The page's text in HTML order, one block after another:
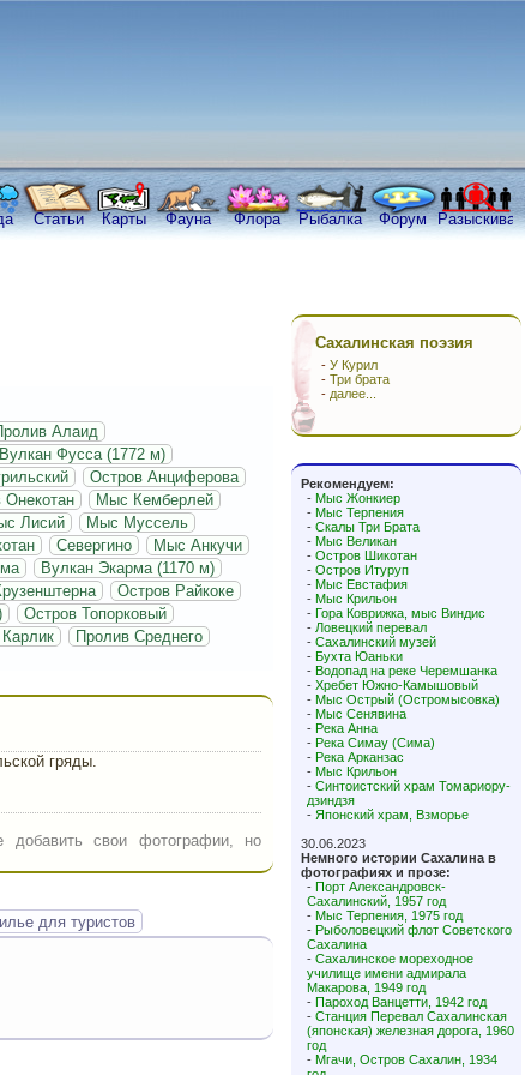
Статьи Карты Фауна Флора Рыбалка Форум
Алаид
Вулкан Фусса (1772 м)
Остров Анциферова
Онекотан
Мыс Кемберлей
Лисий
Мыс Муссель
Севергино
Мыс Анкучи
Вулкан Экарма (1170 м)
Остров Райкоке
Остров Топорковый
Пролив Среднего
гряды.
добавить свои фотографии, но
для туристов
Сахалинская поэзия
- У Курил
- Три брата
- далее...
Рекомендуем:
- Мыс Жонкиер
- Мыс Терпения
- Скалы Три Брата
- Мыс Великан
- Остров Шикотан
- Остров Итуруп
- Мыс Евстафия
- Мыс Крильон
- Гора Коврижка, мыс Виндис
- Ловецкий перевал
- Сахалинский музей
- Бухта Юаньки
- Водопад на реке Черемшанка
- Хребет Южно-Камышовый
- Мыс Острый (Остромысовка)
- Мыс Сенявина
- Река Анна
- Река Симау (Сима)
- Река Арканзас
- Мыс Крильон
- Синтоистский храм Томариору-
дзиндзя
- Японский храм, Взморье
30.06.2023
Немного истории Сахалина в
фотографиях и прозе:
- Порт Александровск-
Сахалинский, 1957 год
- Мыс Терпения, 1975 год
- Рыболовецкий флот Советского
Сахалина
- Сахалинское мореходное
училище имени адмирала
Макарова, 1949 год
- Пароход Ванцетти, 1942 год
- Станция Перевал Сахалинская
(японская) железная дорога, 1960
год
- Мгачи, Остров Сахалин, 1934